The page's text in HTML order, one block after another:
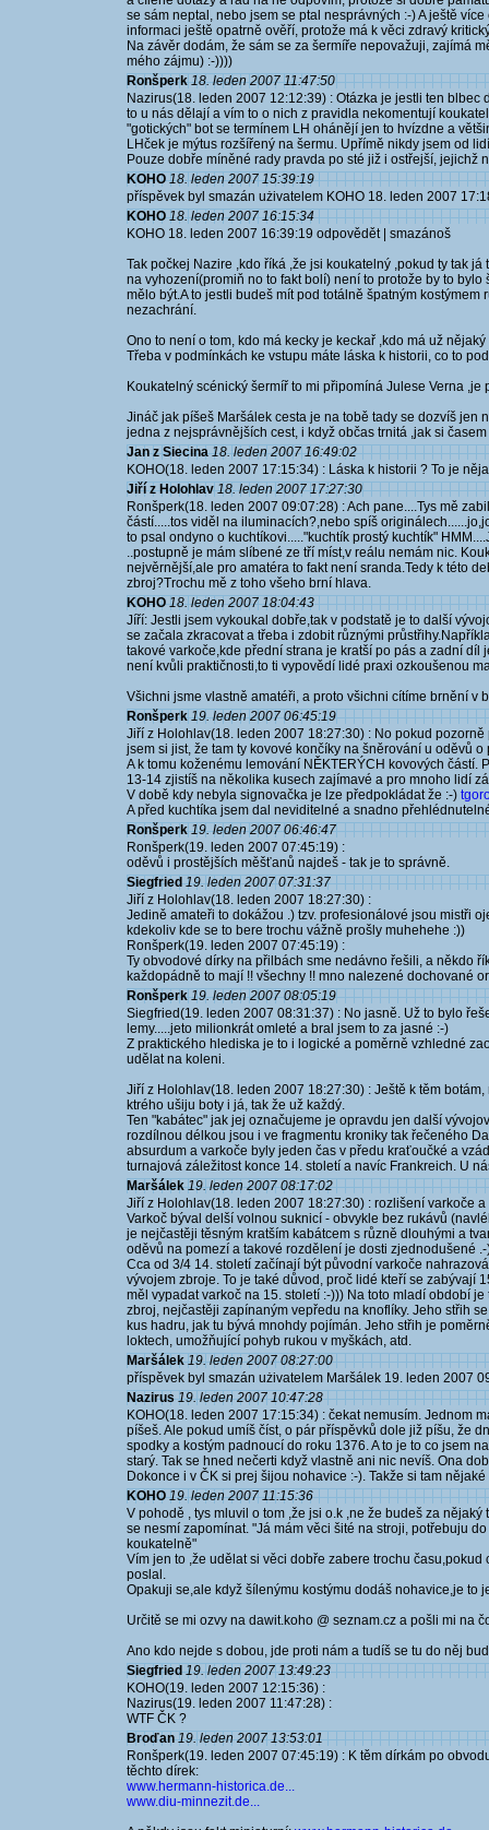
se sám neptal, nebo jsem se ptal nesprávných :-) A ještě
informaci ještě opatrně ověří, protože má k věci zdravý
Na závěr dodám, že sám se za šermíře nepovažuji, zajímá
mého zájmu) :-))))
Ronšperk 18. leden 2007 11:47:50
Nazirus(18. leden 2007 12:12:39) : Otázka je jestli ten
to u nás dělají a vím to o nich z pravidla nekomentují
"gotických" bot se termínem LH ohánějí jen to hvízdne a
LHček je mýtus rozšířený na šermu. Upřímě nikdy jsem od
Pouze dobře míněné rady pravda po sté již i ostřejší, jejichž
KOHO 18. leden 2007 15:39:19
příspěvek byl smazán użivatelem KOHO 18. leden 2007
KOHO 18. leden 2007 16:15:34
KOHO 18. leden 2007 16:39:19 odpovědět | smazánoš
Tak počkej Nazire ,kdo říká ,že jsi koukatelný ,pokud ty tak
na vyhození(promiň no to fakt bolí) není to protože by to
mělo být.A to jestli budeš mít pod totálně špatným
nezachrání.
Ono to není o tom, kdo má kecky je keckař ,kdo má už
Třeba v podmínkách ke vstupu máte láska k historii, co to
Koukatelný scénický šermíř to mi připomíná Julese Verna
Jináč jak píšeš Maršálek cesta je na tobě tady se dozvíš jen
jedna z nejsprávnějších cest, i když občas trnitá ,jak si
Jan z Siecina 18. leden 2007 16:49:02
KOHO(18. leden 2007 17:15:34) : Láska k historii ? To je
Jiří z Holohlav 18. leden 2007 17:27:30
Ronšperk(18. leden 2007 09:07:28) : Ach pane....Tys mě
částí.....tos viděl na iluminacích?,nebo spíš
to psal ondyno o kuchtíkovi....."kuchtík prostý kuchtík"
..postupně je mám slíbené ze tří míst,v reálu nemám nic.
nejvěrnější,ale pro amatéra to fakt není sranda.Tedy k této
zbroj?Trochu mě z toho všeho brní hlava.
KOHO 18. leden 2007 18:04:43
Jíří: Jestli jsem vykoukal dobře,tak v podstatě je to další
se začala zkracovat a třeba i zdobit různými
takové varkoče,kde přední strana je kratší po pás a zadní
není kvůli praktičnosti,to ti vypovědí lidé praxi ozkoušenou
Všichni jsme vlastně amatéři, a proto všichni cítíme brnění v
Ronšperk 19. leden 2007 06:45:19
Jiří z Holohlav(18. leden 2007 18:27:30) : No pokud
jsem si jist, že tam ty kovové končíky na šněrování u oděvů
A k tomu koženému lemování NĚKTERÝCH kovových
13-14 zjistíš na několika kusech zajímavé a pro mnoho lidí
V době kdy nebyla signovačka je lze předpokládat že :-)
A před kuchtíka jsem dal neviditelné a snadno
Ronšperk 19. leden 2007 06:46:47
Ronšperk(19. leden 2007 07:45:19) :
oděvů i prostějších měšťanů najdeš - tak je to správně.
Siegfried 19. leden 2007 07:31:37
Jiří z Holohlav(18. leden 2007 18:27:30) :
Jedině amateři to dokážou .) tzv. profesionálové jsou mistři
kdekoliv kde se to bere trochu vážně prošly muhehehe :))
Ronšperk(19. leden 2007 07:45:19) :
Ty obvodové dírky na přilbách sme nedávno řešili, a někdo
každopádně to mají !! všechny !! mno nalezené dochované
Ronšperk 19. leden 2007 08:05:19
Siegfried(19. leden 2007 08:31:37) : No jasně. Už to bylo
lemy.....jeto milionkrát omleté a bral jsem to za jasné :-)
Z praktického hlediska je to i logické a poměrně vzhledné
udělat na koleni.
Jiří z Holohlav(18. leden 2007 18:27:30) : Ještě k těm
ktrého ušiju boty i já, tak že už každý.
Ten "kabátec" jak jej označujeme je opravdu jen další
rozdílnou délkou jsou i ve fragmentu kroniky tak řečeného
absurdum a varkoče byly jeden čas v předu kraťoučké a
turnajová záležitost konce 14. století a navíc Frankreich. U
Maršálek 19. leden 2007 08:17:02
Jiří z Holohlav(18. leden 2007 18:27:30) : rozlišení varkoče
Varkoč býval delší volnou suknicí - obvykle bez rukávů
je nejčastěji těsným kratším kabátcem s různě dlouhými a
oděvů na pomezí a takové rozdělení je dosti zjednodušené .-
Cca od 3/4 14. století začínají být původní varkoče
vývojem zbroje. To je také důvod, proč lidé kteří se zabývají
měl vypadat varkoč na 15. století :-))) Na toto mladí období
zbroj, nejčastěji zapínaným vepředu na knoflíky. Jeho střih
kus hadru, jak tu bývá mnohdy pojímán. Jeho střih je
loktech, umožňující pohyb rukou v myškách, atd.
Maršálek 19. leden 2007 08:27:00
příspěvek byl smazán użivatelem Maršálek 19. leden 2007
Nazirus 19. leden 2007 10:47:28
KOHO(18. leden 2007 17:15:34) : čekat nemusím. Jednom
píšeš. Ale pokud umíš číst, o pár příspěvků dole již píšu, že
spodky a kostým padnoucí do roku 1376. A to je to co jsem
starý. Tak se hned nečerti když vlastně ani nic nevíš. Ona
Dokonce i v ČK si prej šijou nohavice :-). Takže si tam
KOHO 19. leden 2007 11:15:36
V pohodě , tys mluvil o tom ,že jsi o.k ,ne že budeš za
se nesmí zapomínat. "Já mám věci šité na stroji, potřebuju
koukatelně"
Vím jen to ,že udělat si věci dobře zabere trochu
poslal.
Opakuji se,ale když šílenýmu kostýmu dodáš nohavice,je to
Určitě se mi ozvy na dawit.koho @ seznam.cz a pošli mi na
Ano kdo nejde s dobou, jde proti nám a tudíš se tu do něj
Siegfried 19. leden 2007 13:49:23
KOHO(19. leden 2007 12:15:36) :
Nazirus(19. leden 2007 11:47:28) :
WTF ČK ?
Broďan 19. leden 2007 13:53:01
Ronšperk(19. leden 2007 07:45:19) : K těm dírkám po
těchto dírek:
www.hermann-historica.de...
www.diu-minnezit.de...